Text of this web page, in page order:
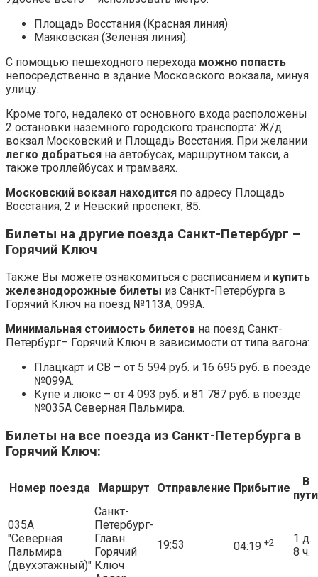
Площадь Восстания (Красная линия)
Маяковская (Зеленая линия).
С помощью пешеходного перехода можно попасть
непосредственно в здание Московского вокзала, минуя
улицу.
Кроме того, недалеко от основного входа расположены
2 остановки наземного городского транспорта: Ж/д
вокзал Московский и Площадь Восстания. При желании
легко добраться на автобусах, маршрутном такси, а
также троллейбусах и трамваях.
Московский вокзал находится по адресу Площадь
Восстания, 2 и Невский проспект, 85.
Билеты на другие поезда Санкт-Петербург –
Горячий Ключ
Также Вы можете ознакомиться с расписанием и купить
железнодорожные билеты из Санкт-Петербурга в
Горячий Ключ на поезд №113А, 099А.
Минимальная стоимость билетов на поезд Санкт-
Петербург– Горячий Ключ в зависимости от типа вагона:
Плацкарт и СВ – от 5 594 руб. и 16 695 руб. в поезде
№099А.
Купе и люкс – от 4 093 руб. и 81 787 руб. в поезде
№035А Северная Пальмира.
Билеты на все поезда из Санкт-Петербурга в
Горячий Ключ:
Номер поезда Маршрут Отправление Прибытие
В
пути
035А
"Северная
Пальмира
(двухэтажный)"
Санкт-
Петербург-
Главн.
Горячий
Ключ
19:53 04:19 +2
1 д.
8 ч.